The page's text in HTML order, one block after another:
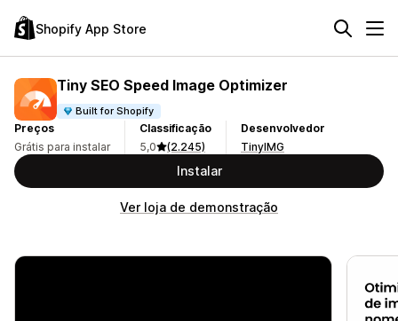
Shopify App Store
Tiny SEO Speed Image Optimizer
Built for Shopify
Preços
Grátis para instalar
Classificação
5,0
(2.245)
Desenvolvedor
TinyIMG
Instalar
Ver loja de demonstração